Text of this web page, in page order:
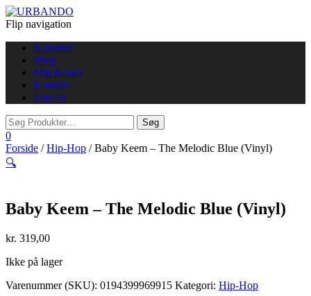
Flip navigation
Nyheder
Shop
Min Konto
Kontakt
Om Os
0
Forside /Hip-Hop / Baby Keem – The Melodic Blue (Vinyl)
🔍
Baby Keem – The Melodic Blue (Vinyl)
kr. 319,00
Ikke på lager
Varenummer (SKU): 0194399969915 Kategori: Hip-Hop